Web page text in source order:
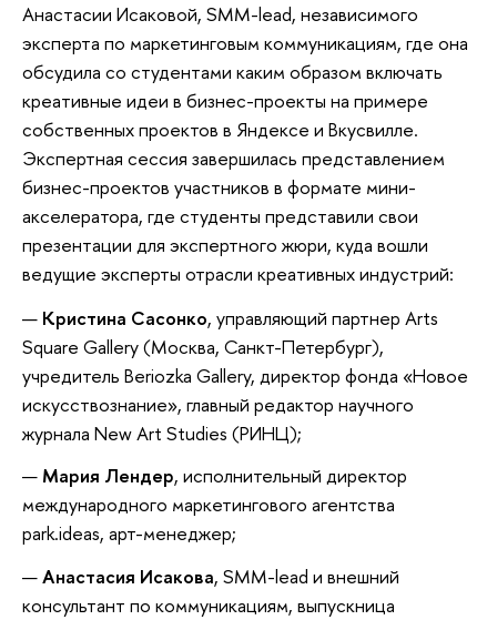
Анастасии Исаковой, SMM-lead, независимого
эксперта по маркетинговым коммуникациям, где она
обсудила со студентами каким образом включать
креативные идеи в бизнес-проекты на примере
собственных проектов в Яндексе и Вкусвилле.
Экспертная сессия завершилась представлением
бизнес-проектов участников в формате мини-
акселератора, где студенты представили свои
презентации для экспертного жюри, куда вошли
ведущие эксперты отрасли креативных индустрий:
Кристина Сасонко, управляющий партнер Arts
Square Gallery (Москва, Санкт-Петербург),
учредитель Beriozka Gallery, директор фонда «Новое
искусствознание», главный редактор научного
журнала New Art Studies (РИНЦ);
Мария Лендер, исполнительный директор
международного маркетингового агентства
park.ideas, арт-менеджер;
Анастасия Исакова, SMM-lead и внешний
консультант по коммуникациям, выпускница